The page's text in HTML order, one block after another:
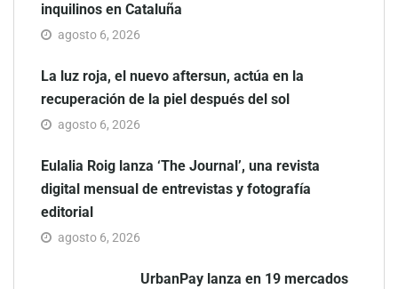
inquilinos en Cataluña
agosto 6, 2026
La luz roja, el nuevo aftersun, actúa en la
recuperación de la piel después del sol
agosto 6, 2026
Eulalia Roig lanza ‘The Journal’, una revista
digital mensual de entrevistas y fotografía
editorial
agosto 6, 2026
UrbanPay lanza en 19 mercados